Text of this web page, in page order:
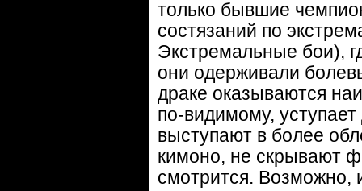
только бывшие
состязаний по
Экстремальные бои),
они одерживали
драке оказываются
по-видимому,
выступают в более
кимоно, не скрывают
смотрится. Возможно,